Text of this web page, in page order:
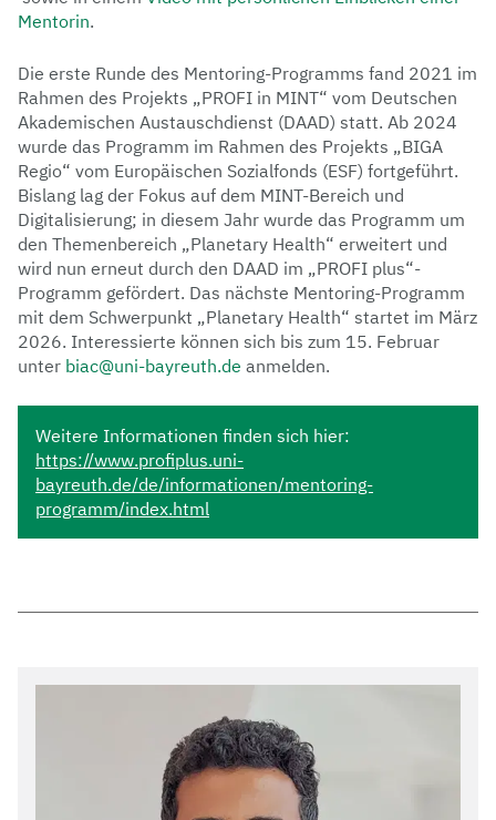
Mentorin.
Die erste Runde des Mentoring-Programms fand 2021 im
Rahmen des Projekts „PROFI in MINT“ vom Deutschen
Akademischen Austauschdienst (DAAD) statt. Ab 2024
wurde das Programm im Rahmen des Projekts „BIGA
Regio“ vom Europäischen Sozialfonds (ESF) fortgeführt.
Bislang lag der Fokus auf dem MINT-Bereich und
Digitalisierung; in diesem Jahr wurde das Programm um
den Themenbereich „Planetary Health“ erweitert und
wird nun erneut durch den DAAD im „PROFI plus“-
Programm gefördert. Das nächste Mentoring-Programm
mit dem Schwerpunkt „Planetary Health“ startet im März
2026. Interessierte können sich bis zum 15. Februar
unter biac@uni-bayreuth.de anmelden.
Weitere Informationen finden sich hier:
https://www.profiplus.uni-
bayreuth.de/de/informationen/mentoring-
programm/index.html